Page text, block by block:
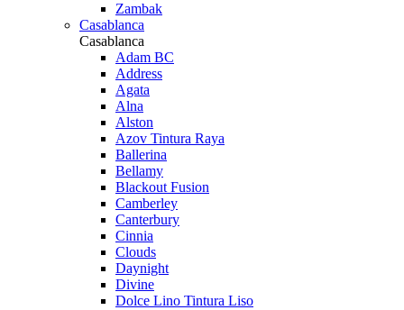
Zambak
Casablanca
Casablanca
Adam BC
Address
Agata
Alna
Alston
Azov Tintura Raya
Ballerina
Bellamy
Blackout Fusion
Camberley
Canterbury
Cinnia
Clouds
Daynight
Divine
Dolce Lino Tintura Liso